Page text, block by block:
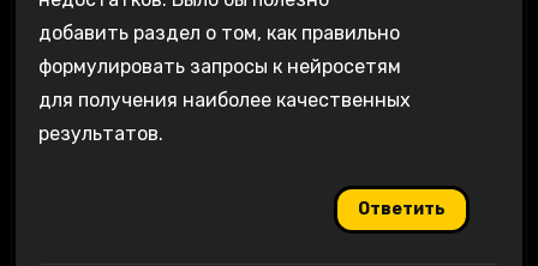
добавить раздел о том, как правильно
формулировать запросы к нейросетям
для получения наиболее качественных
результатов.
Ответить